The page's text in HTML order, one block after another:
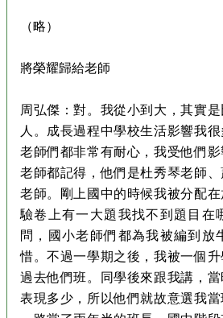
（略）
將榮耀歸給老師
周弘傑：對。我從小到大，其實
人。成長過程中學校生活影響我
老師們都非常有耐心，我受他們
老師都記得，他們是杜秀琴老師
老師。剛上國中的時候我被分配
驗卷上有一大題我找不到題目在
問，國小老師們都為我被編到放
惜。不過一學期之後，我被一個
過去他們班。同學後來跟我講，
表現多少，所以他們就故意選我